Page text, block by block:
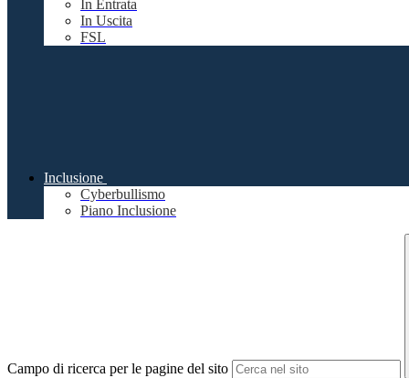
In Entrata
In Uscita
FSL
Inclusione
Cyberbullismo
Piano Inclusione
Campo di ricerca per le pagine del sito